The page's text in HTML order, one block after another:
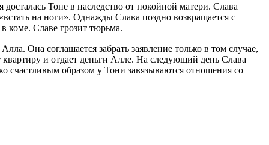
Тоне в наследство от покойной матери. Слава
на ноги». Однажды Слава поздно возвращается с
коме. Славе грозит тюрьма.
Она соглашается забрать заявление только в том случае,
и отдает деньги Алле. На следующий день Слава
счастливым образом у Тони завязываются отношения со